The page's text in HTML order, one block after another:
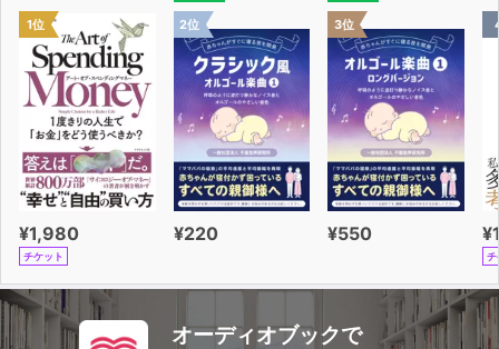
1位
¥1,980
チケット
2位
¥220
3位
¥550
チ
オーディオブックで